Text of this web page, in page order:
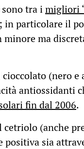
tra imigliori
; in particolare il
minore ma
(nero e
antiossidanti
fin dal 2006.
cetriolo (anche
sia